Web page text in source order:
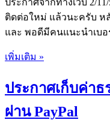
ประกาศจากทางเว็บ 2/
ติดต่อใหม่ แล้วนะครับ ห
และ พอดีมีคนแนะนำเบอ
เพิ่มเติม »
ประกาศเก็บค่า
ผ่าน PayPal